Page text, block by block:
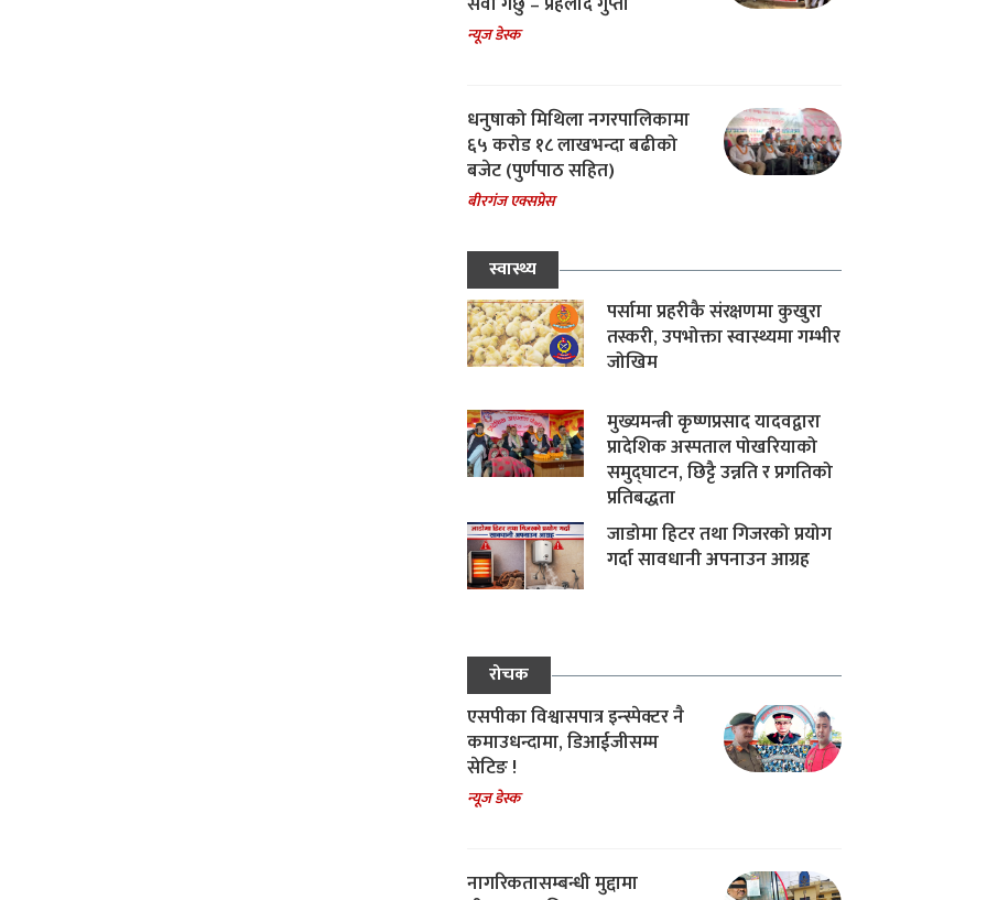
न्यूज डेस्क
धनुषाको मिथिला नगरपालिकामा
६५ करोड १८ लाखभन्दा बढीको
बजेट (पुर्णपाठ सहित)
बीरगंज एक्सप्रेस
स्वास्थ्य
पर्सामा प्रहरीकै संरक्षणमा कुखुरा
तस्करी, उपभोक्ता स्वास्थ्यमा गम्भीर
जोखिम
मुख्यमन्त्री कृष्णप्रसाद यादवद्वारा
प्रादेशिक अस्पताल पोखरियाको
समुद्घाटन, छिट्टै उन्नति र प्रगतिको
प्रतिबद्धता
जाडोमा हिटर तथा गिजरको प्रयोग
गर्दा सावधानी अपनाउन आग्रह
रोचक
एसपीका विश्वासपात्र इन्स्पेक्टर नै
कमाउधन्दामा, डिआईजीसम्म
सेटिङ !
न्यूज डेस्क
नागरिकतासम्बन्धी मुद्दामा